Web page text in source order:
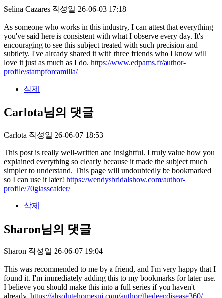
Selina Cazares 작성일 26-06-03 17:18
As someone who works in this industry, I can attest that everything
you've said here is consistent with what I observe every day. It's
encouraging to see this subject treated with such precision and
subtlety. I've already shared it with three friends who I know will
love it just as much as I do. https://www.edpams.fr/author-
profile/stampforcamilla/
삭제
Carlota님의 댓글
Carlota 작성일 26-06-07 18:53
This post is really well-written and insightful. I truly value how you
explained everything so clearly because it made the subject much
simpler to understand. This page will undoubtedly be bookmarked
so I can use it later! https://wendysbridalshow.com/author-
profile/70glasscalder/
삭제
Sharon님의 댓글
Sharon 작성일 26-06-07 19:04
This was recommended to me by a friend, and I'm very happy that I
found it. I'm immediately adding this to my bookmarks for later use.
I believe you should make this into a full series if you haven't
already. https://absolutehomesnj.com/author/thedeepdisease360/